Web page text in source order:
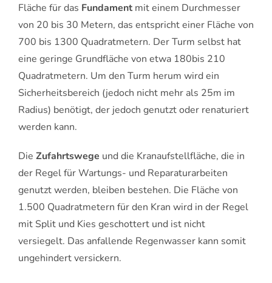
Fläche für das Fundament mit einem Durchmesser
von 20 bis 30 Metern, das entspricht einer Fläche von
700 bis 1300 Quadratmetern. Der Turm selbst hat
eine geringe Grundfläche von etwa 180bis 210
Quadratmetern. Um den Turm herum wird ein
Sicherheitsbereich (jedoch nicht mehr als 25m im
Radius) benötigt, der jedoch genutzt oder renaturiert
werden kann.
Die Zufahrtswege und die Kranaufstellfläche, die in
der Regel für Wartungs- und Reparaturarbeiten
genutzt werden, bleiben bestehen. Die Fläche von
1.500 Quadratmetern für den Kran wird in der Regel
mit Split und Kies geschottert und ist nicht
versiegelt. Das anfallende Regenwasser kann somit
ungehindert versickern.